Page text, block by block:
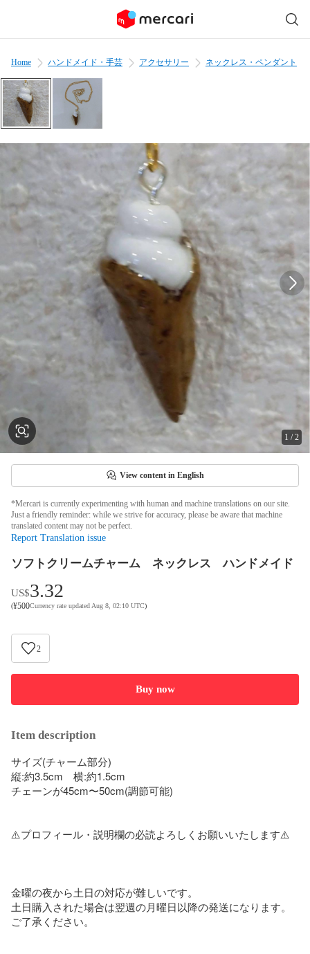
Home ハンドメイド・手芸 アクセサリー ネックレス・ペンダント
1 /2
View content in English
*Mercari is currently experimenting with human and machine translations on our site.
Just a friendly reminder: while we strive for accuracy, please be aware that machine
translated content may not be perfect.
Report Translation issue
ソフトクリームチャーム ネックレス ハンドメイド
US$3.32
(¥500Currency rate updated Aug 8, 02:10 UTC)
2
Buy now
Item description
サイズ(チャーム部分)
縦:約3.5cm　横:約1.5cm
チェーンが45cm〜50cm(調節可能)
⚠️プロフィール・説明欄の必読よろしくお願いいたします⚠️
金曜の夜から土日の対応が難しいです。
土日購入された場合は翌週の月曜日以降の発送になります。
ご了承ください。